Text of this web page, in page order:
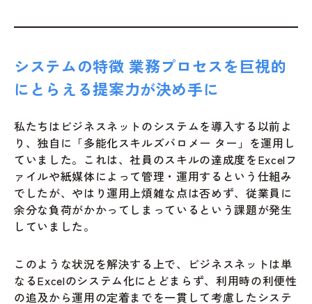
システムの特徴 業務プロセスを巨視的
にとらえる提案力が決め手に
私たちはビジネスネットのシステムを導入する以前よ
り、独自に「多能化スキルズバロメー ター」を運用し
ていました。これは、社員のスキルの達成度をExcelフ
ァイルや紙媒体によって管理・運用するという仕組み
でしたが、やはり運用上煩雑な点は否めず、従業員に
余分な負荷がかかってしまっているという課題が発生
していました。
このような状況を解決する上で、ビジネスネットは単
なるExcelのシステム化にとどまらず、利用時の利便性
の追及から運用の定着までを一貫して考慮したシステ